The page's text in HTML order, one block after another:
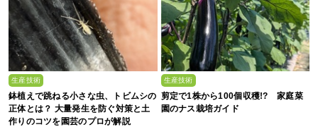
生産技術
鉢植えで跳ねる小さな虫、トビムシの
正体とは？ 大量発生を防ぐ対策と土
作りのコツを園芸のプロが解説
生産技術
剪定で1株から100個収穫!? 家庭菜
園のナス栽培ガイド